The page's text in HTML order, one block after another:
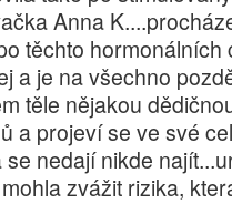
Anna
těchto
a je na všechno
těle nějakou
a projeví se ve své
nedají nikde
zvážit rizika,